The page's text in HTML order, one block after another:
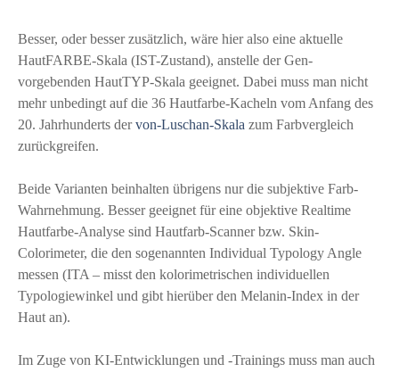
Besser, oder besser zusätzlich, wäre hier also eine aktuelle
HautFARBE-Skala (IST-Zustand), anstelle der Gen-
vorgebenden HautTYP-Skala geeignet. Dabei muss man nicht
mehr unbedingt auf die 36 Hautfarbe-Kacheln vom Anfang des
20. Jahrhunderts dervon-Luschan-Skala zum Farbvergleich
zurückgreifen.
Beide Varianten beinhalten übrigens nur die subjektive Farb-
Wahrnehmung. Besser geeignet für eine objektive Realtime
Hautfarbe-Analyse sind Hautfarb-Scanner bzw. Skin-
Colorimeter, die den sogenannten Individual Typology Angle
messen (ITA – misst den kolorimetrischen individuellen
Typologiewinkel und gibt hierüber den Melanin-Index in der
Haut an).
Im Zuge von KI-Entwicklungen und -Trainings muss man auch